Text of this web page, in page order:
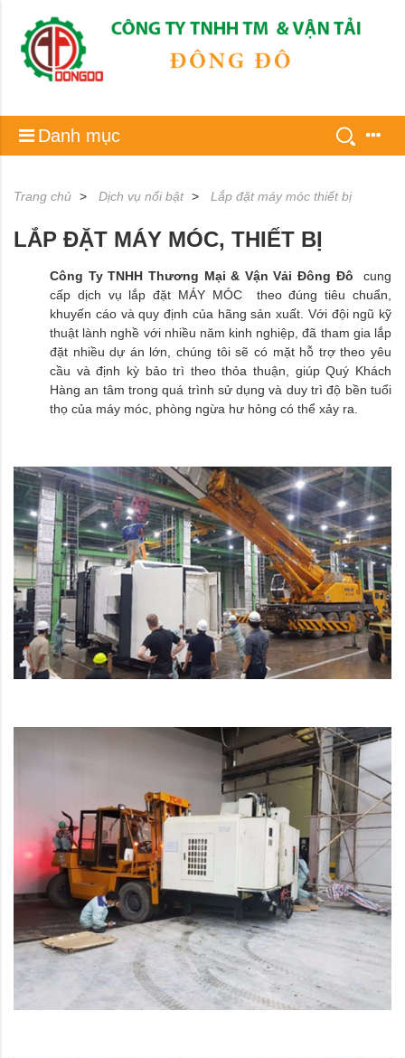
Danh mục
Trang chủ Dịch vụ nổi bật Lắp đặt máy móc thiết bị
LẮP ĐẶT MÁY MÓC, THIẾT BỊ
Công Ty TNHH Thương Mại & Vận Vải Đông Đô
cung
cấp dịch vụ lắp đặt MÁY MÓC theo đúng tiêu chuẩn,
khuyến cáo và quy định của hãng sản xuất. Với đội ngũ kỹ
thuật lành nghề với nhiều năm kinh nghiệp, đã tham gia lắp
đặt nhiều dự án lớn, chúng tôi sẽ có mặt hỗ trợ theo yêu
cầu và định kỳ bảo trì theo thỏa thuận, giúp Quý Khách
Hàng an tâm trong quá trình sử dụng và duy trì độ bền tuổi
thọ của máy móc, phòng ngừa hư hỏng có thể xảy ra.